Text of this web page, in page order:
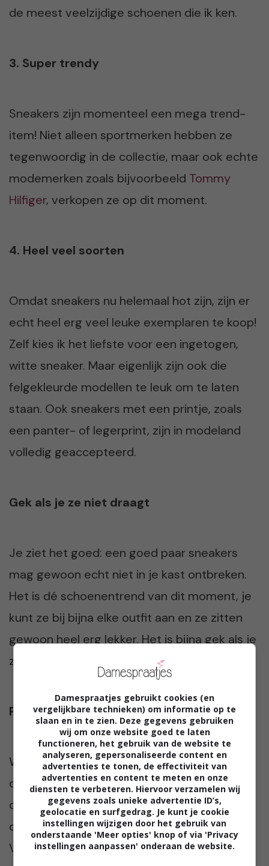
de meest veelzijdige schoenen die ik ken.
3. Super trendy
Sneakers zijn momenteel een mega trend-
item! Niet alleen sportmerken hebben ze
tegenwoordig in de collectie, maar ook echte
modemerken zoals bijvoorbeeld Tommy
Hilfiger, verkopen ze op dit moment.
4. Heel veel soorten
Omdat sneakers nu helemaal hot zijn, zijn er
echt heel erg veel leuke exemplaren te koop!
Zelf kies ik het liefste voor een ingetogen,
witte sneaker. Maar eigenlijk zijn ook die
felgekleurde modellen te leuk om te laten
staan. Ook sneakers met een printje, zoals
een panter- of legerprint, zijn in modeland
volledig geaccepteerd.
Gek als je ze niet draagt
Je ziet het goed: een goed paar sneakers
mag gewoon echt niet in je kast ontbreken.
Het is dé schoenentrend van dit moment, je
kunt ze bij bijna elke outfit aan en ze zitten
gewoon heel erg lekker. Het is bijna gek als je
ze niet zou dragen 😉
Praat mee
Wat is jouw favoriete paar sneakers? En
draag jij tegenwoordig ook overal sneakers
onder? Ik ben heel erg benieuwd. Praat met
ons mee in de comments onder dit artikel.
Vinden we gezellig!
Damespraatjes gebruikt cookies (en
vergelijkbare technieken) om informatie op te
slaan en in te zien. Deze gegevens gebruiken
wij om onze website goed te laten
functioneren, het gebruik van de website te
analyseren, gepersonaliseerde content en
advertenties te tonen, de effectiviteit van
advertenties en content te meten en onze
diensten te verbeteren. Hiervoor verzamelen wij
gegevens zoals unieke advertentie ID’s,
geolocatie en surfgedrag. Je kunt je cookie
instellingen wijzigen door het gebruik van
onderstaande 'Meer opties' knop of via 'Privacy
instellingen aanpassen' onderaan de website.